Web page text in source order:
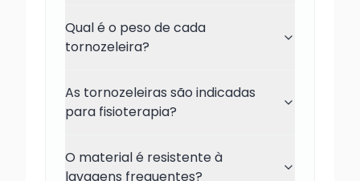
Qual é o peso de cada
tornozeleira?
As tornozeleiras são indicadas
para fisioterapia?
O material é resistente à
lavagens frequentes?